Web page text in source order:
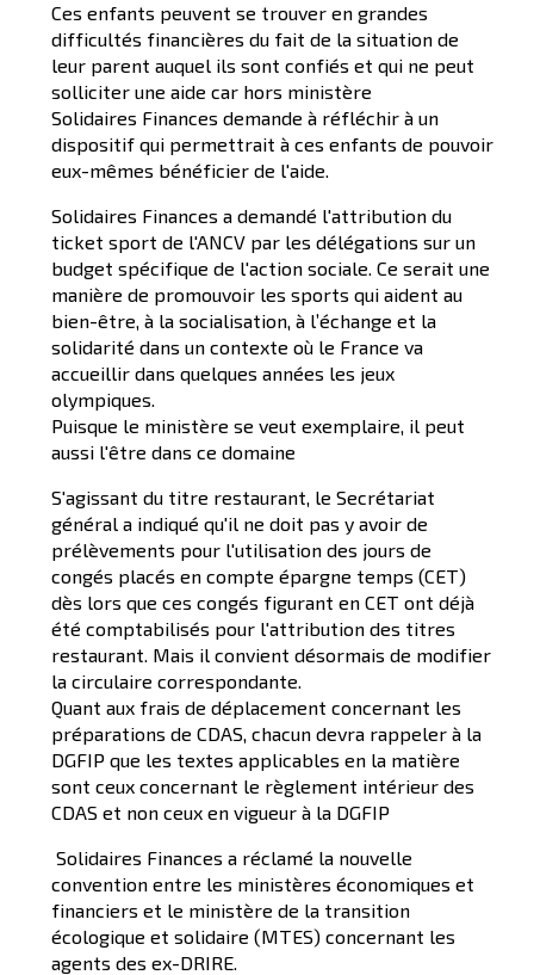
Ces enfants peuvent se trouver en grandes
difficultés financières du fait de la situation de
leur parent auquel ils sont confiés et qui ne peut
solliciter une aide car hors ministère
Solidaires Finances demande à réfléchir à un
dispositif qui permettrait à ces enfants de pouvoir
eux-mêmes bénéficier de l'aide.
Solidaires Finances a demandé l'attribution du
ticket sport de l'ANCV par les délégations sur un
budget spécifique de l'action sociale. Ce serait une
manière de promouvoir les sports qui aident au
bien-être, à la socialisation, à l’échange et la
solidarité dans un contexte où le France va
accueillir dans quelques années les jeux
olympiques.
Puisque le ministère se veut exemplaire, il peut
aussi l'être dans ce domaine
S'agissant du titre restaurant, le Secrétariat
général a indiqué qu'il ne doit pas y avoir de
prélèvements pour l'utilisation des jours de
congés placés en compte épargne temps (CET)
dès lors que ces congés figurant en CET ont déjà
été comptabilisés pour l'attribution des titres
restaurant. Mais il convient désormais de modifier
la circulaire correspondante.
Quant aux frais de déplacement concernant les
préparations de CDAS, chacun devra rappeler à la
DGFIP que les textes applicables en la matière
sont ceux concernant le règlement intérieur des
CDAS et non ceux en vigueur à la DGFIP
Solidaires Finances a réclamé la nouvelle
convention entre les ministères économiques et
financiers et le ministère de la transition
écologique et solidaire (MTES) concernant les
agents des ex-DRIRE.